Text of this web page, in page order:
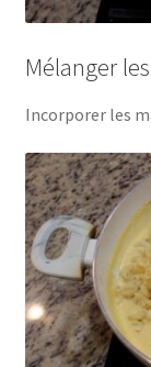
Mélanger
Incorporer les